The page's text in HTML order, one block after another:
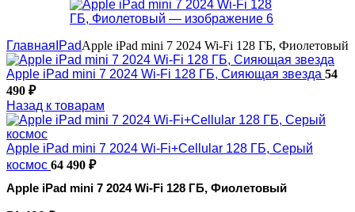
Главная IPadApple iPad mini 7 2024 Wi-Fi 128 ГБ, Фиолетовый
Apple iPad mini 7 2024 Wi-Fi 128 ГБ, Сияющая звезда 54
490 ₽
Назад к товарам
Apple iPad mini 7 2024 Wi-Fi+Cellular 128 ГБ, Серый
космос 64 490 ₽
Apple iPad mini 7 2024 Wi-Fi 128 ГБ, Фиолетовый